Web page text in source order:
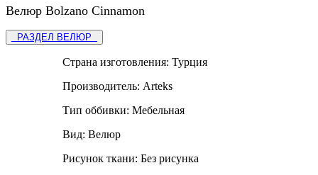
Велюр Bolzano Cinnamon
РАЗДЕЛ ВЕЛЮР
Страна изготовления: Турция
Производитель: Arteks
Тип оббивки: Мебельная
Вид: Велюр
Рисунок ткани: Без рисунка